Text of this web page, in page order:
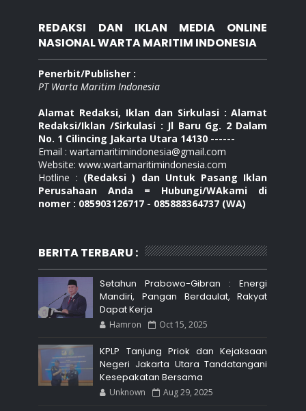
REDAKSI DAN IKLAN MEDIA ONLINE
NASIONAL WARTA MARITIM INDONESIA
Penerbit/Publisher :
PT Warta Maritim Indonesia
Alamat Redaksi, Iklan dan Sirkulasi : Alamat
Redaksi/Iklan /Sirkulasi : Jl Baru Gg. 2 Dalam
No. 1 Cilincing Jakarta Utara 14130 ------
Email : wartamaritimindonesia@gmail.com
Website: www.wartamaritimindonesia.com
Hotline : (Redaksi ) dan Untuk Pasang Iklan
Perusahaan Anda = Hubungi/WAkami di
nomer : 085903126717 - 085888364737 (WA)
BERITA TERBARU :
Setahun Prabowo-Gibran : Energi
Mandiri, Pangan Berdaulat, Rakyat
Dapat Kerja
Hamron Oct 15, 2025
KPLP Tanjung Priok dan Kejaksaan
Negeri Jakarta Utara Tandatangani
Kesepakatan Bersama
Unknown Aug 29, 2025